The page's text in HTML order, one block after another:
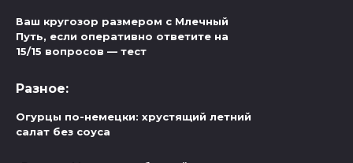
Ваш кругозор размером с Млечный
Путь, если оперативно ответите на
15/15 вопросов — тест
Разное:
Огурцы по-немецки: хрустящий летний
салат без соуса